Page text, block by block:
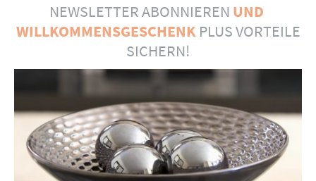
NEWSLETTER ABONNIEREN UND
WILLKOMMENSGESCHENK PLUS VORTEILE
SICHERN!